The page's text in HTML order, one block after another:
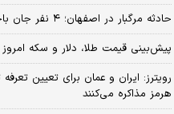
حادثه مرگبار در اصفهان؛ ۴ نفر جان باختند
پیش‌بینی قیمت طلا، دلار و سکه امروز پنجشنبه ۱۵
هرمز مذاکره می‌کنند